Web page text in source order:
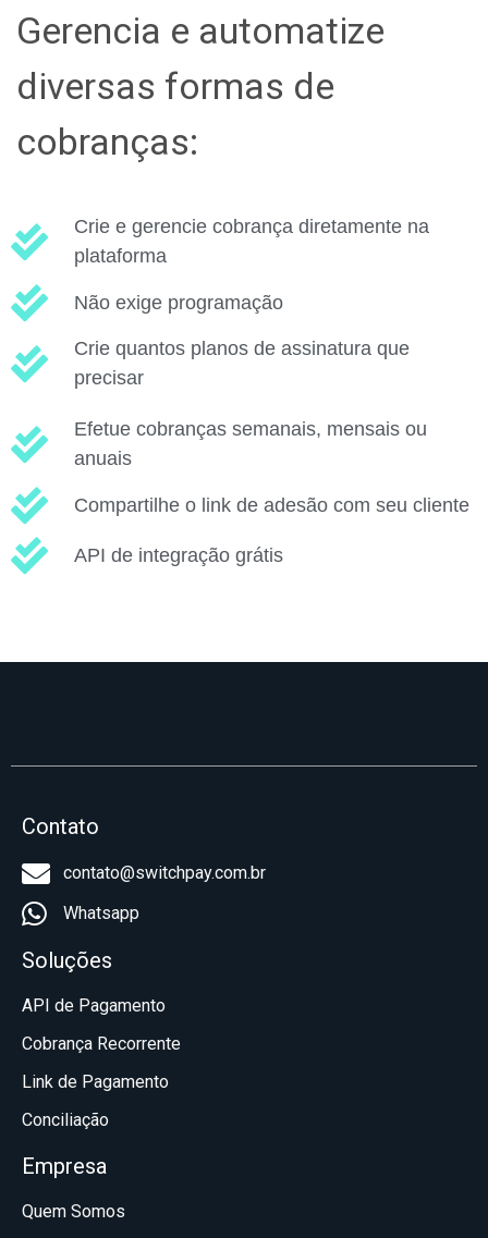
Gerencia e automatize
diversas formas de
cobranças:
Crie e gerencie cobrança diretamente na
plataforma
Não exige programação
Crie quantos planos de assinatura que
precisar
Efetue cobranças semanais, mensais ou
anuais
Compartilhe o link de adesão com seu cliente
API de integração grátis
Contato
contato@switchpay.com.br
Whatsapp
Soluções
API de Pagamento
Cobrança Recorrente
Link de Pagamento
Conciliação
Empresa
Quem Somos